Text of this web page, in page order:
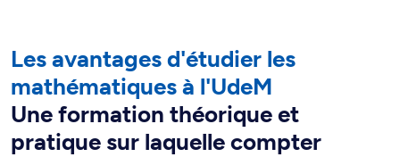
Les avantages d'étudier les
mathématiques à l'UdeM
Une formation théorique et
pratique sur laquelle compter